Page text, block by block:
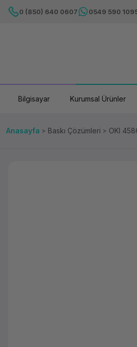
0 (850) 640 0607 0549 590
Bilgisayar Kurumsal Ürünler
Anasayfa Baskı Çözümleri OKI